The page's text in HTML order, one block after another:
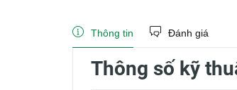
Thông tin Đánh giá
Thông số kỹ